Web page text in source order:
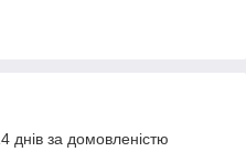
днів за домовленістю